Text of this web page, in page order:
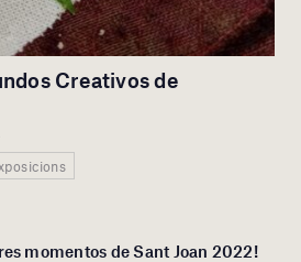
Creativos de
momentos de Sant Joan 2022!